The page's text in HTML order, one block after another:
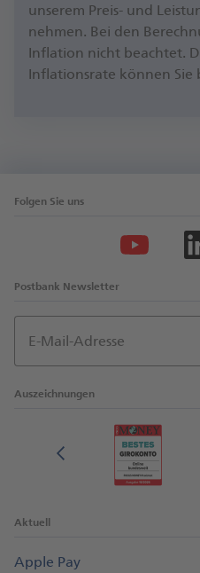
unserem Preis- und
nehmen. Bei den
Inflation nicht beachtet.
Inflationsrate können Sie
Folgen Sie uns
Postbank Newsletter
E-Mail-Adresse
Auszeichnungen
Aktuell
Apple Pay